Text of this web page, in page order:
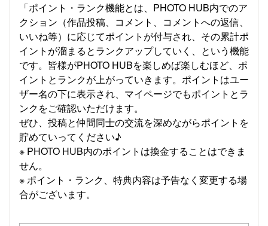
「ポイント・ランク機能とは、PHOTO HUB内でのア
クション（作品投稿、コメント、コメントへの返信、
いいね等）に応じてポイントが付与され、その累計ポ
イントが溜まるとランクアップしていく、という機能
です。皆様がPHOTO HUBを楽しめば楽しむほど、ポ
イントとランクが上がっていきます。ポイントはユー
ザー名の下に表示され、マイページでもポイントとラ
ンクをご確認いただけます。
ぜひ、投稿と仲間同士の交流を深めながらポイントを
貯めていってください♪
※ PHOTO HUB内のポイントは換金することはできま
せん。
※ ポイント・ランク、特典内容は予告なく変更する場
合がございます。